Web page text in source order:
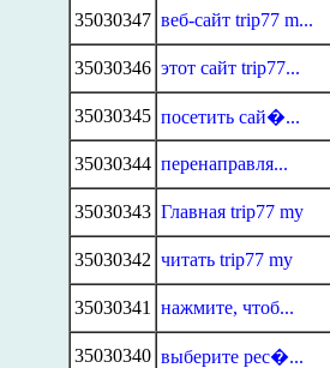
35030347 веб-сайт trip77 m...
35030346 этот сайт trip77...
35030345 посетить сай�...
35030344 перенаправля...
35030343 Главная trip77 my
35030342 читать trip77 my
35030341 нажмите, чтоб...
35030340 выберите рес�...